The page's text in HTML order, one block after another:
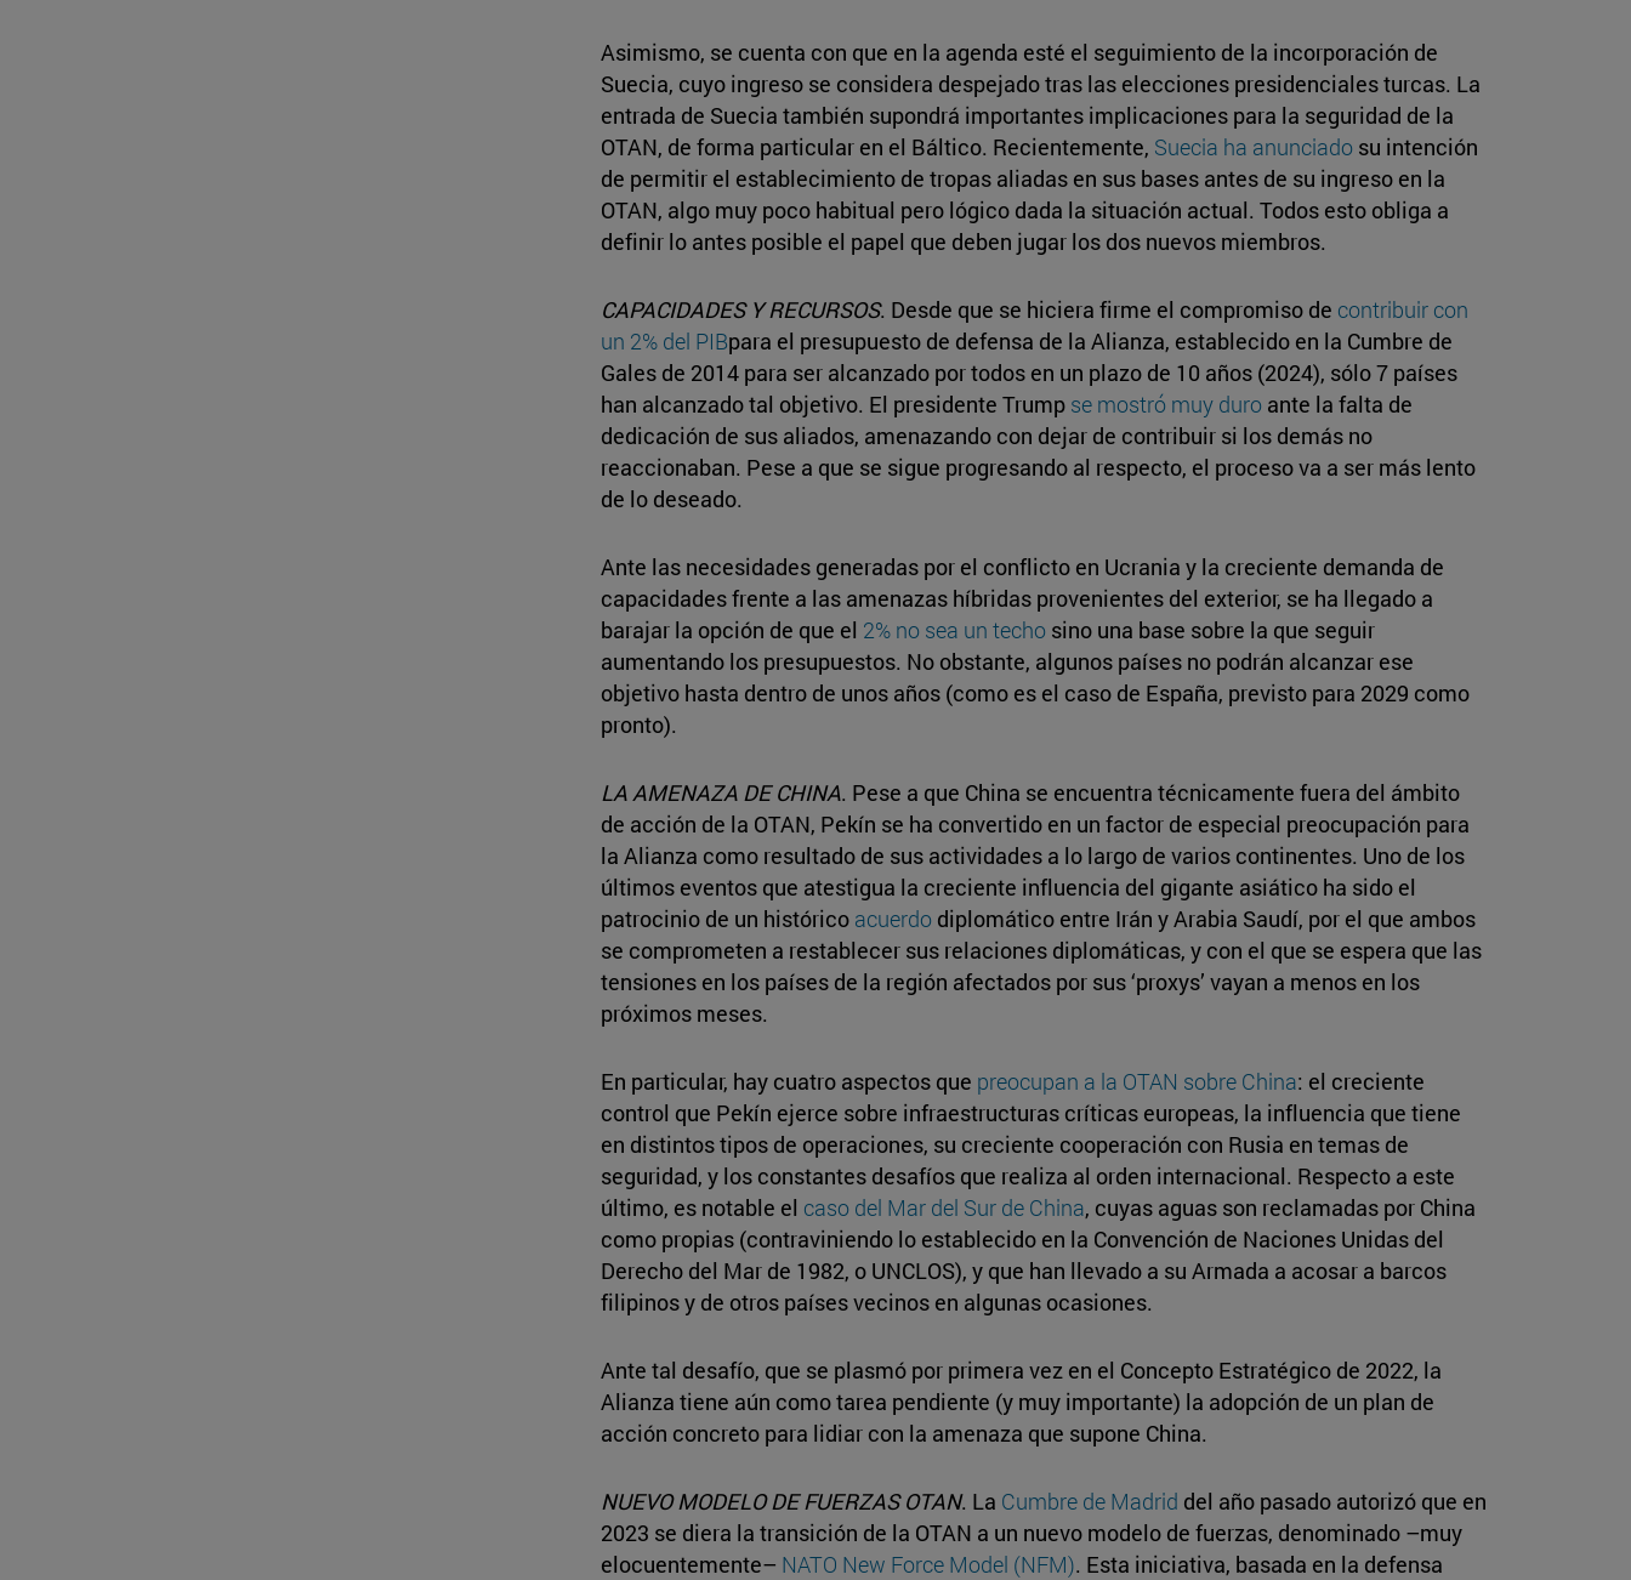
Asimismo, se cuenta con que en la agenda esté el seguimiento de la incorporación de
Suecia, cuyo ingreso se considera despejado tras las elecciones presidenciales turcas. La
entrada de Suecia también supondrá importantes implicaciones para la seguridad de la
OTAN, de forma particular en el Báltico. Recientemente, Suecia ha anunciadosu intención
de permitir el establecimiento de tropas aliadas en sus bases antes de su ingreso en la
OTAN, algo muy poco habitual pero lógico dada la situación actual. Todos esto obliga a
definir lo antes posible el papel que deben jugar los dos nuevos miembros.
CAPACIDADES Y RECURSOS. Desde que se hiciera firme el compromiso de contribuir con
un 2% del PIBpara el presupuesto de defensa de la Alianza, establecido en la Cumbre de
Gales de 2014 para ser alcanzado por todos en un plazo de 10 años (2024), sólo 7 países
han alcanzado tal objetivo. El presidente Trump se mostró muy duroante la falta de
dedicación de sus aliados, amenazando con dejar de contribuir si los demás no
reaccionaban. Pese a que se sigue progresando al respecto, el proceso va a ser más lento
de lo deseado.
Ante las necesidades generadas por el conflicto en Ucrania y la creciente demanda de
capacidades frente a las amenazas híbridas provenientes del exterior, se ha llegado a
barajar la opción de que el 2% no sea un techosino una base sobre la que seguir
aumentando los presupuestos. No obstante, algunos países no podrán alcanzar ese
objetivo hasta dentro de unos años (como es el caso de España, previsto para 2029 como
pronto).
LA AMENAZA DE CHINA. Pese a que China se encuentra técnicamente fuera del ámbito
de acción de la OTAN, Pekín se ha convertido en un factor de especial preocupación para
la Alianza como resultado de sus actividades a lo largo de varios continentes. Uno de los
últimos eventos que atestigua la creciente influencia del gigante asiático ha sido el
patrocinio de un histórico acuerdodiplomático entre Irán y Arabia Saudí, por el que ambos
se comprometen a restablecer sus relaciones diplomáticas, y con el que se espera que las
tensiones en los países de la región afectados por sus ‘proxys’ vayan a menos en los
próximos meses.
En particular, hay cuatro aspectos que preocupan a la OTAN sobre China: el creciente
control que Pekín ejerce sobre infraestructuras críticas europeas, la influencia que tiene
en distintos tipos de operaciones, su creciente cooperación con Rusia en temas de
seguridad, y los constantes desafíos que realiza al orden internacional. Respecto a este
último, es notable el caso del Mar del Sur de China, cuyas aguas son reclamadas por China
como propias (contraviniendo lo establecido en la Convención de Naciones Unidas del
Derecho del Mar de 1982, o UNCLOS), y que han llevado a su Armada a acosar a barcos
filipinos y de otros países vecinos en algunas ocasiones.
Ante tal desafío, que se plasmó por primera vez en el Concepto Estratégico de 2022, la
Alianza tiene aún como tarea pendiente (y muy importante) la adopción de un plan de
acción concreto para lidiar con la amenaza que supone China.
NUEVO MODELO DE FUERZAS OTAN. La Cumbre de Madrid del año pasado autorizó que en
2023 se diera la transición de la OTAN a un nuevo modelo de fuerzas, denominado –muy
elocuentemente­– NATO New Force Model (NFM). Esta iniciativa, basada en la defensa